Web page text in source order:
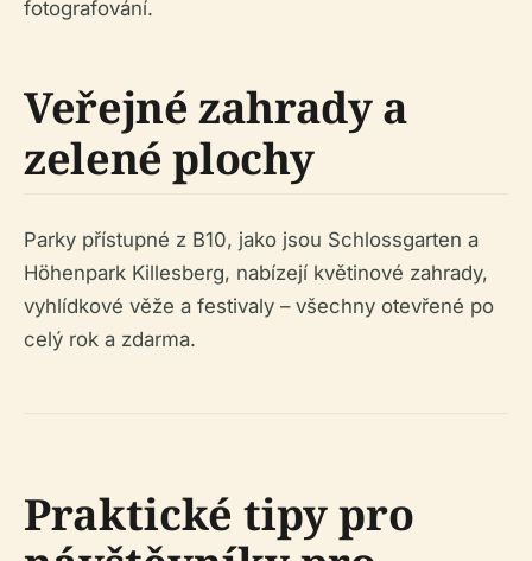
fotografování.
Veřejné zahrady a
zelené plochy
Parky přístupné z B10, jako jsou Schlossgarten a
Höhenpark Killesberg, nabízejí květinové zahrady,
vyhlídkové věže a festivaly – všechny otevřené po
celý rok a zdarma.
Praktické tipy pro